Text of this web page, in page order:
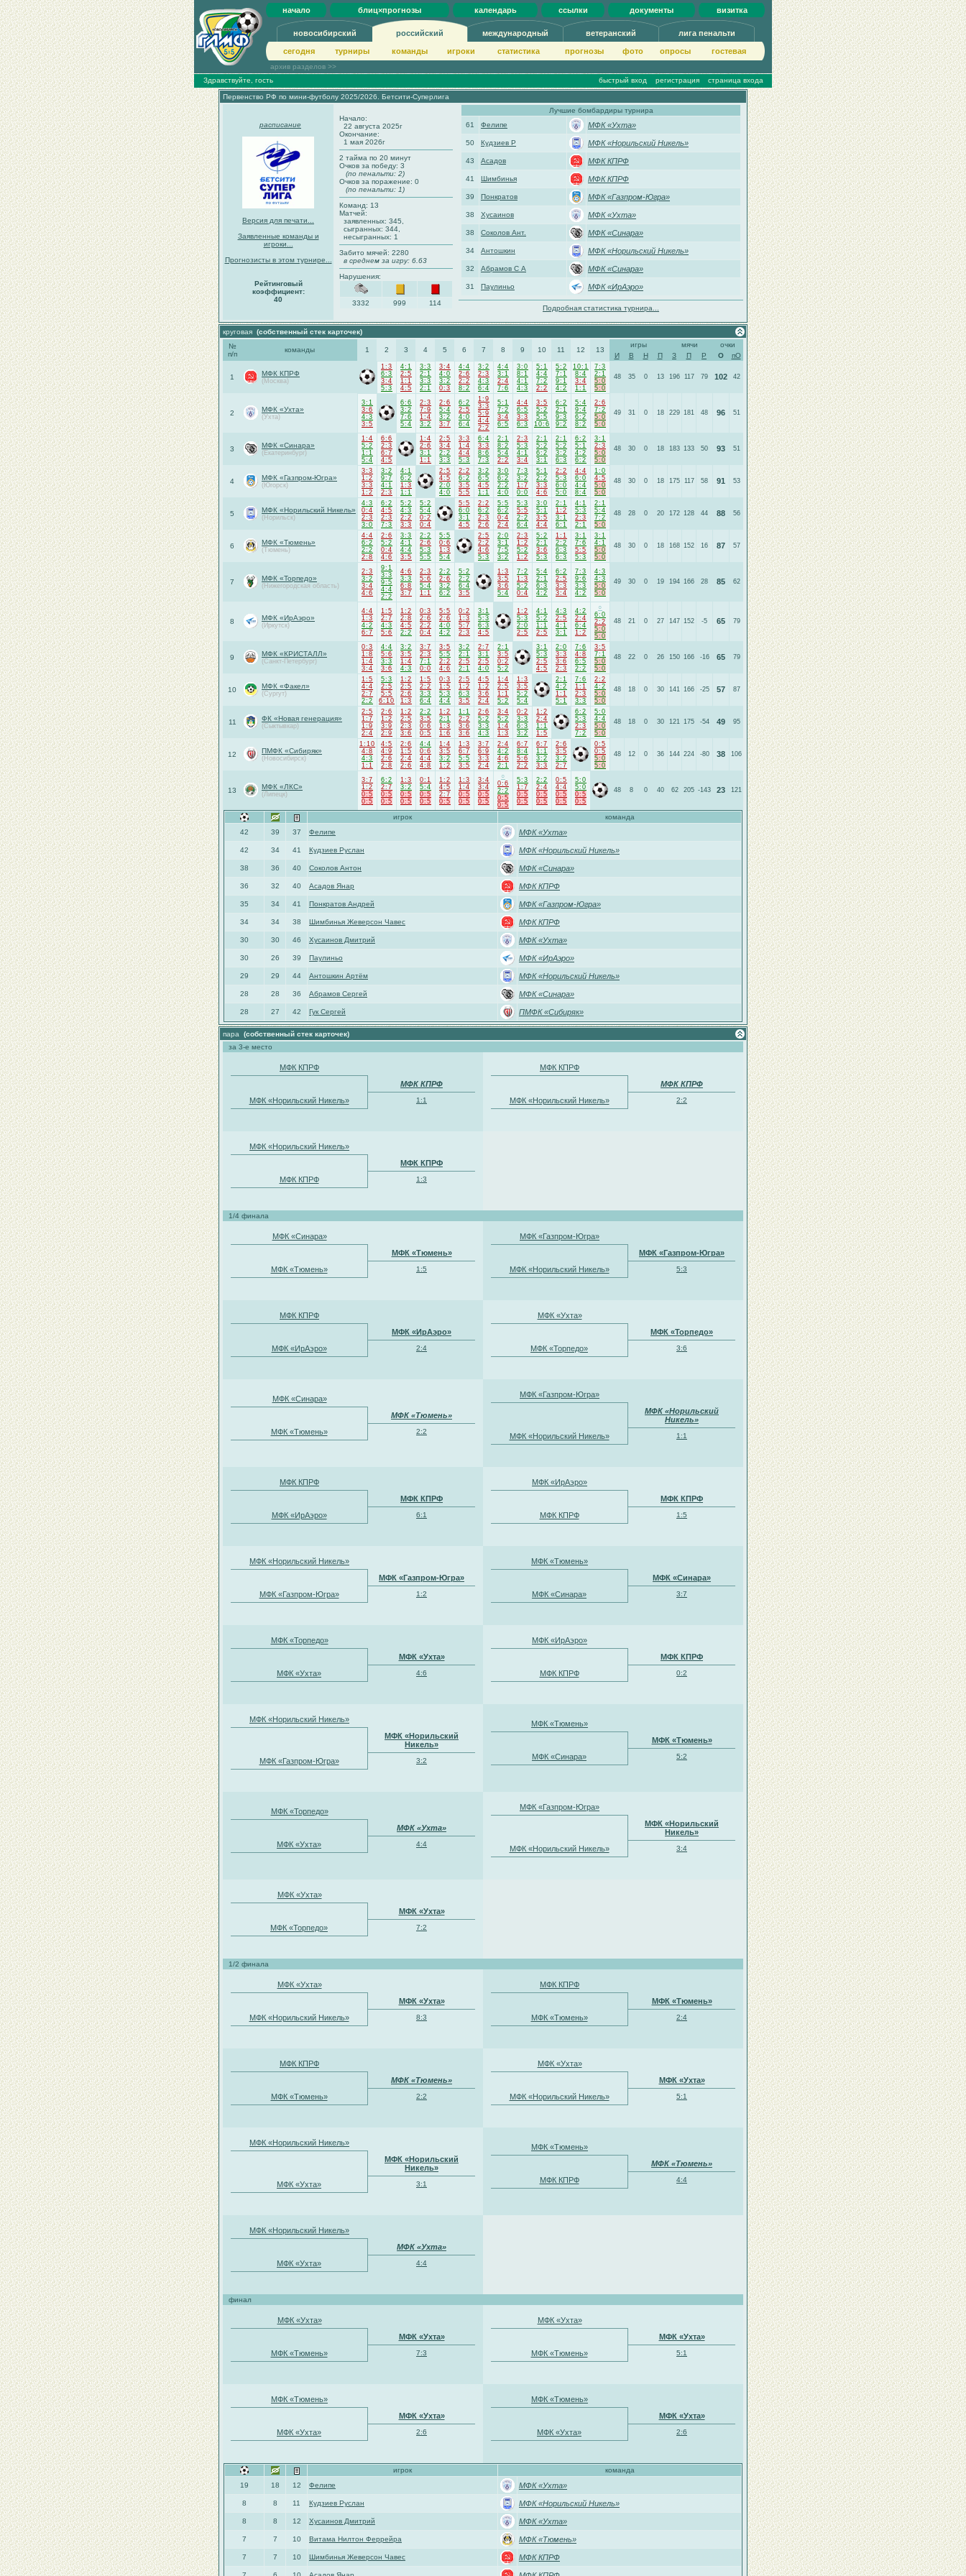
начало блиц×прогнозы календарь ссылки документы визитка
новосибирский российский международный ветеранский лига пенальти
сегодня турниры команды игроки статистика прогнозы фото опросы гoстeвая
архив разделов >>
Здравствуйте, гость
быстрый вход регистрация страница входа
Первенство РФ по мини-футболу 2025/2026. Бетсити-Суперлига
расписание
Версия для печати...
Заявленные команды и
игроки...
Прогнозисты в этом турнире...
Рейтинговый
коэффициент:
40
Начало:
22 августа 2025г
Окончание:
1 мая 2026г
2 тайма по 20 минут
Очков за победу: 3
(по пенальти: 2)
Очков за поражение: 0
(по пенальти: 1)
Команд: 13
Матчей:
заявленных: 345,
сыгранных: 344,
несыгранных: 1
Забито мячей: 2280
в среднем за игру: 6.63
Нарушения:
3332 999 114
Лучшие бомбардиры турнира
61
Фелипе МФК «Ухта»
50 Кудзиев Р МФК «Норильский Никель»
43 Асадов МФК КПРФ
41 Шимбинья МФК КПРФ
39 Понкратов МФК «Газпром-Югра»
38 Хусаинов МФК «Ухта»
38 Соколов Ант. МФК «Синара»
34 Антошкин МФК «Норильский Никель»
32 Абрамов С А МФК «Синара»
31 Паулиньо МФК «ИрАэро»
Подробная статистика турнира...
круговая (собственный стек карточек)
№
п/п
команды 1 2 3 4 5 6 7 8 9 10 11 12 13
игры мячи
очки
И
В Н П З П Р О пО
1 МФК КПРФ
(Москва)
1:3
6:3
3:4
5:3
4:1
2:5
1:1
4:5
3:3
2:1
3:3
2:1
3:4
4:0
3:2
0:3
4:4
2:6
2:2
8:2
3:2
2:3
4:3
6:4
4:4
3:1
2:4
7:6
3:0
8:1
4:1
4:3
5:1
4:4
7:2
2:2
5:2
7:1
9:1
4:2
10:1
8:4
3:4
1:1
7:3
2:1
5:0
5:0
48 35 0 13 196 117 79 102 42
2 МФК «Ухта»
(Ухта)
3:1
3:6
4:3
3:5
6:6
3:2
7:6
5:4
2:3
7:9
1:4
3:2
2:6
5:4
3:2
3:7
6:2
2:5
4:0
6:4
1:9
3:3
5:9
4:4
2:2
5:1
7:2
3:4
6:5
4:4
6:5
3:3
6:3
3:5
5:2
5:5
10:6
6:2
2:1
9:3
9:2
5:4
9:4
6:2
8:2
2:6
7:2
5:0
5:0
49 31 0 18 229 181 48 96 51
3 МФК «Синара»
(Екатеринбург)
1:4
5:2
1:1
5:4
6:6
2:3
6:7
4:5
1:4
2:6
3:1
1:1
2:5
3:4
2:2
3:3
3:3
1:4
4:4
5:3
6:4
3:3
8:6
7:3
2:1
8:2
5:4
2:2
2:3
5:3
4:1
3:4
2:1
5:2
6:2
3:1
2:1
5:2
3:2
6:3
6:2
5:1
4:2
6:2
3:1
2:3
5:0
5:0
48 30 0 18 183 133 50 93 51
4 МФК «Газпром-Югра»
(Югорск)
3:3
1:2
3:3
1:2
3:2
9:7
4:1
2:3
4:1
6:2
1:3
1:1
2:5
4:5
2:0
4:0
2:2
6:2
3:5
5:5
3:2
6:5
4:5
1:1
3:0
6:2
2:2
4:0
7:3
3:2
1:7
0:0
5:1
2:2
3:3
4:6
2:2
5:3
6:0
5:0
4:4
6:0
4:4
8:4
1:0
4:5
5:0
5:0
48 30 0 18 175 117 58 91 53
5 МФК «Норильский Никель»
(Норильск)
4:3
0:4
2:3
3:0
6:2
4:5
2:3
7:3
5:2
4:3
2:2
3:3
5:2
5:4
0:2
0:4
5:5
6:0
3:1
4:5
2:2
6:2
2:3
2:6
5:5
6:2
0:4
2:4
5:3
5:5
2:2
6:4
3:0
5:1
3:5
4:4
2:1
1:2
3:1
6:1
4:1
5:3
2:3
2:1
2:1
5:4
7:2
5:0
48 28 0 20 172 128 44 88 56
6 МФК «Тюмень»
(Тюмень)
4:4
6:2
2:2
2:8
2:6
5:2
0:4
4:6
3:3
4:1
4:4
3:5
2:2
2:6
5:3
5:5
5:5
0:6
1:3
5:4
2:5
2:2
4:6
5:3
2:0
3:1
7:5
3:2
2:3
1:2
5:2
1:2
5:2
2:1
3:6
5:3
1:1
2:2
6:3
6:3
3:1
7:6
5:5
5:3
3:1
4:1
5:0
5:0
48 30 0 18 168 152 16 87 57
7 МФК «Торпедо»
(Нижегородская область)
2:3
3:2
3:4
4:6
9:1
3:3
9:5
4:4
2:2
4:6
3:3
6:8
3:7
2:3
5:6
5:4
1:1
2:2
2:6
3:2
6:2
5:2
2:2
6:4
3:5
1:3
3:5
3:6
5:4
7:2
1:3
5:2
0:4
5:4
2:1
6:3
4:2
6:2
2:5
3:3
3:4
7:3
9:6
3:3
4:2
4:3
4:3
5:0
5:0
49 30 0 19 194 166 28 85 62
8 МФК «ИрАэро»
(Иркутск)
4:4
1:3
4:2
6:7
1:5
2:7
4:3
5:6
1:2
2:8
4:5
2:2
0:3
2:6
2:2
0:4
5:5
2:6
4:0
4:2
0:2
1:3
5:7
2:3
3:1
5:3
6:3
4:5
1:2
5:3
2:0
2:5
4:1
5:2
1:1
2:5
4:3
2:5
4:1
3:1
4:2
2:4
6:4
1:2
○
6:0
2:2
5:0
5:0
48 21 0 27 147 152 -5 65 79
9 МФК «КРИСТАЛЛ»
(Санкт-Петербург)
0:3
1:8
1:4
3:4
4:4
5:6
3:3
3:6
3:2
3:5
1:4
4:3
3:7
2:3
7:1
0:0
3:5
5:5
2:2
4:6
3:2
2:1
2:5
2:1
2:7
3:1
2:5
4:0
2:1
3:5
0:2
5:2
3:1
5:3
2:5
4:5
2:0
3:3
3:6
2:3
7:6
4:8
6:5
2:2
3:5
7:1
5:0
5:0
48 22 0 26 150 166 -16 65 79
10 МФК «Факел»
(Сургут)
1:5
4:4
2:7
2:2
5:3
2:5
5:5
6:10
1:2
2:5
2:6
1:3
1:5
2:2
3:3
6:4
0:3
1:5
5:3
4:4
2:5
1:2
6:3
3:5
4:5
1:2
3:6
2:4
1:4
2:5
1:1
5:2
1:3
3:5
5:2
5:4
2:1
4:2
1:1
5:1
7:6
1:1
2:3
3:3
2:2
4:2
5:0
5:0
48 18 0 30 141 166 -25 57 87
11 ФК «Новая генерация»
(Сыктывкар)
2:5
1:7
1:9
2:4
2:6
1:2
3:9
2:9
1:2
2:5
2:3
3:6
2:2
3:5
0:6
0:5
1:2
2:1
1:3
1:6
1:1
2:2
3:6
3:6
2:6
5:2
3:3
4:3
3:4
5:2
1:4
1:3
0:2
3:3
6:3
3:2
1:2
2:4
1:1
1:5
6:2
5:3
2:3
7:2
5:0
4:4
5:0
5:0
48 18 0 30 121 175 -54 49 95
12 ПМФК «Сибиряк»
(Новосибирск)
1:10
4:8
4:3
1:1
4:5
4:9
2:6
2:8
2:6
1:5
2:4
2:6
4:4
0:6
4:4
4:8
1:4
3:5
3:2
1:2
1:3
6:7
5:5
3:5
3:7
6:9
3:3
2:4
2:4
4:2
4:6
2:1
6:7
8:4
5:6
2:2
6:7
1:1
3:2
3:3
2:6
3:5
3:2
2:7
0:5
0:5
5:0
5:0
48 12 0 36 144 224 -80 38 106
13 МФК «ЛКС»
(Липецк)
3:7
1:2
0:5
0:5
6:2
2:7
0:5
0:5
1:3
3:2
0:5
0:5
0:1
5:4
0:5
0:5
1:2
4:5
2:7
0:5
1:3
1:4
0:5
0:5
3:4
3:4
0:5
0:5
○
0:6
2:2
0:5
0:5
5:3
1:7
0:5
0:5
2:2
2:4
0:5
0:5
0:5
4:4
0:5
0:5
5:0
5:0
0:5
0:5
48 8 0 40 62 205 -143 23 121
игрок
команда
42
39 37 Фелипе МФК «Ухта»
42 34 41 Кудзиев Руслан МФК «Норильский Никель»
38 36 40 Соколов Антон МФК «Синара»
36 32 40 Асадов Янар МФК КПРФ
35 34 41 Понкратов Андрей МФК «Газпром-Югра»
34 34 38 Шимбинья Жеверсон Чавес МФК КПРФ
30 30 46 Хусаинов Дмитрий МФК «Ухта»
30 26 39 Паулиньо МФК «ИрАэро»
29 29 44 Антошкин Артём МФК «Норильский Никель»
28 28 36 Абрамов Сергей МФК «Синара»
28 27 42 Гук Сергей ПМФК «Сибиряк»
пара (собственный стек карточек)
за 3-е место
МФК КПРФ
МФК КПРФ
МФК «Норильский Никель»
1:1
МФК КПРФ
МФК КПРФ
МФК «Норильский Никель»
2:2
МФК «Норильский Никель»
МФК КПРФ
МФК КПРФ
1:3
1/4 финала
МФК «Синара»
МФК «Тюмень»
МФК «Тюмень»
1:5
МФК «Газпром-Югра»
МФК «Газпром-Югра»
МФК «Норильский Никель»
5:3
МФК КПРФ
МФК «ИрАэро»
МФК «ИрАэро»
2:4
МФК «Ухта»
МФК «Торпедо»
МФК «Торпедо»
3:6
МФК «Синара»
МФК «Тюмень»
МФК «Тюмень»
2:2
МФК «Газпром-Югра»
МФК «Норильский
Никель»
МФК «Норильский Никель»
1:1
МФК КПРФ
МФК КПРФ
МФК «ИрАэро»
6:1
МФК «ИрАэро»
МФК КПРФ
МФК КПРФ
1:5
МФК «Норильский Никель»
МФК «Газпром-Югра»
МФК «Газпром-Югра»
1:2
МФК «Тюмень»
МФК «Синара»
МФК «Синара»
3:7
МФК «Торпедо»
МФК «Ухта»
МФК «Ухта»
4:6
МФК «ИрАэро»
МФК КПРФ
МФК КПРФ
0:2
МФК «Норильский Никель»
МФК «Норильский
Никель»
МФК «Газпром-Югра»
3:2
МФК «Тюмень»
МФК «Тюмень»
МФК «Синара»
5:2
МФК «Торпедо»
МФК «Ухта»
МФК «Ухта»
4:4
МФК «Газпром-Югра»
МФК «Норильский
Никель»
МФК «Норильский Никель»
3:4
МФК «Ухта»
МФК «Ухта»
МФК «Торпедо»
7:2
1/2 финала
МФК «Ухта»
МФК «Ухта»
МФК «Норильский Никель»
8:3
МФК КПРФ
МФК «Тюмень»
МФК «Тюмень»
2:4
МФК КПРФ
МФК «Тюмень»
МФК «Тюмень»
2:2
МФК «Ухта»
МФК «Ухта»
МФК «Норильский Никель»
5:1
МФК «Норильский Никель»
МФК «Норильский
Никель»
МФК «Ухта»
3:1
МФК «Тюмень»
МФК «Тюмень»
МФК КПРФ
4:4
МФК «Норильский Никель»
МФК «Ухта»
МФК «Ухта»
4:4
финал
МФК «Ухта»
МФК «Ухта»
МФК «Тюмень»
7:3
МФК «Ухта»
МФК «Ухта»
МФК «Тюмень»
5:1
МФК «Тюмень»
МФК «Ухта»
МФК «Ухта»
2:6
МФК «Тюмень»
МФК «Ухта»
МФК «Ухта»
2:6
игрок
команда
19
18 12 Фелипе МФК «Ухта»
8 8 11 Кудзиев Руслан МФК «Норильский Никель»
8 8 12 Хусаинов Дмитрий МФК «Ухта»
7 7 10 Витама Нилтон Феррейра МФК «Тюмень»
7 7 10 Шимбинья Жеверсон Чавес МФК КПРФ